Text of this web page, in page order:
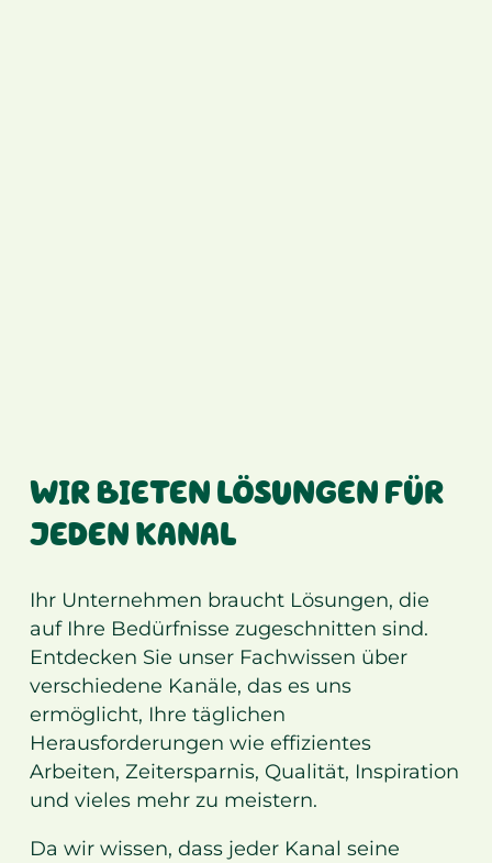
WIR BIETEN LÖSUNGEN FÜR
JEDEN KANAL
Ihr Unternehmen braucht Lösungen, die
auf Ihre Bedürfnisse zugeschnitten sind.
Entdecken Sie unser Fachwissen über
verschiedene Kanäle, das es uns
ermöglicht, Ihre täglichen
Herausforderungen wie effizientes
Arbeiten, Zeitersparnis, Qualität, Inspiration
und vieles mehr zu meistern.
Da wir wissen, dass jeder Kanal seine